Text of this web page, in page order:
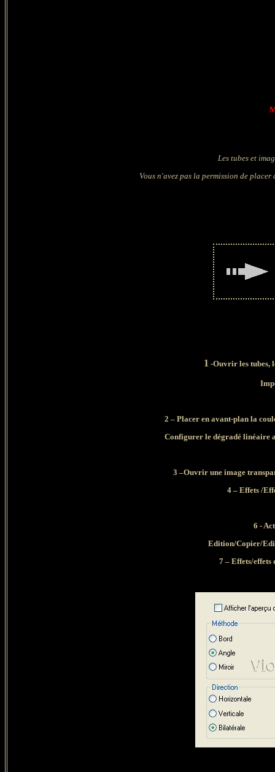
Les tubes et
Vous n'avez pas la permission de
1 -Ouvrir les tubes,
2 – Placer en avant-plan la
Configurer le dégradé linéaire
3 –Ouvrir une image
4 – Effets /
6 -
Edition/Copier/
7 – Effets/effets